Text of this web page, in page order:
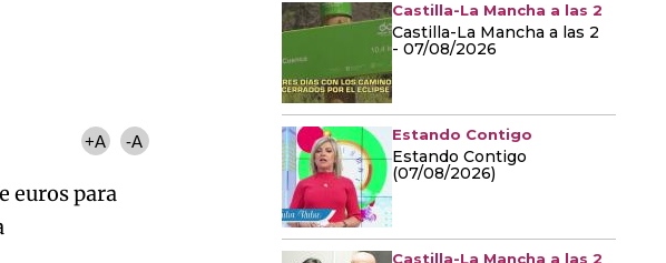
+A -A
euros para
Castilla-La Mancha a las 2
Castilla-La Mancha a las 2
- 07/08/2026
Estando Contigo
Estando Contigo
(07/08/2026)
Castilla-La Mancha a las 2